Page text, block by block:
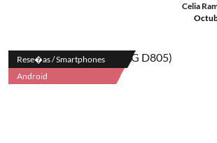
Celia
Rese�as / Smartphones
Android